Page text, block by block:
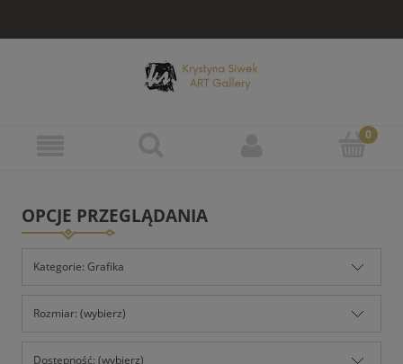
OPCJE PRZEGLĄDANIA
Kategorie: Grafika
Rozmiar: (wybierz)
Dostępność: (wybierz)